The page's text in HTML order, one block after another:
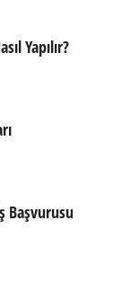
Yapılır?
Başvurusu